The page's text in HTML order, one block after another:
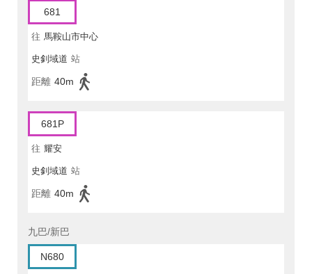
681
往 馬鞍山市中心
史釗域道 站
距離 40m
681P
往 耀安
史釗域道 站
距離 40m
九巴/新巴
N680